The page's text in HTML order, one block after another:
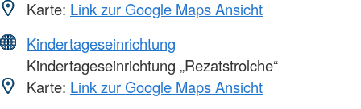
Karte: Link zur Google Maps Ansicht
Kindertageseinrichtung
Kindertageseinrichtung „Rezatstrolche“
Karte: Link zur Google Maps Ansicht